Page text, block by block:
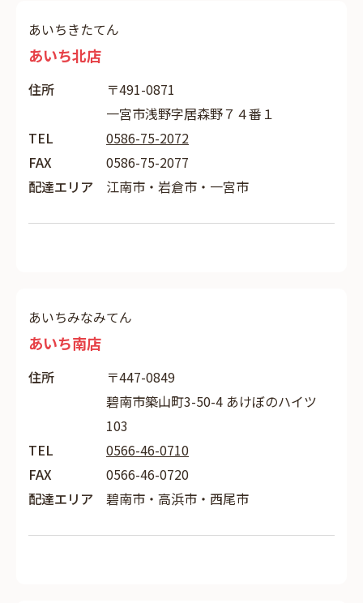
あいちきたてん
あいち北店
住所
〒491-0871
一宮市浅野字居森野７４番１
TEL
0586-75-2072
FAX
0586-75-2077
配達エリア
江南市・岩倉市・一宮市
あいちみなみてん
あいち南店
住所
〒447-0849
碧南市築山町3-50-4 あけぼのハイツ
103
TEL
0566-46-0710
FAX
0566-46-0720
配達エリア
碧南市・高浜市・西尾市